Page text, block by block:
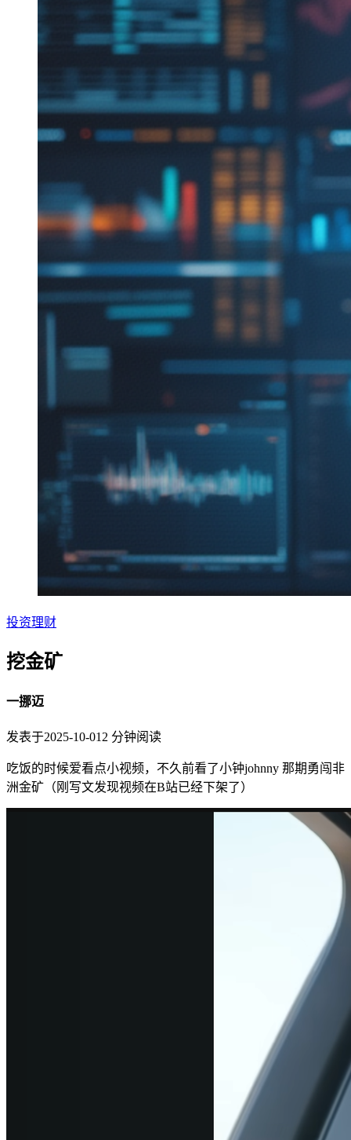
投资理财
挖金矿
一挪迈
发表于2025-10-01 2 分钟阅读
吃饭的时候爱看点小视频，不久前看了小钟johnny 那期勇闯非
洲金矿（刚写文发现视频在B站已经下架了）